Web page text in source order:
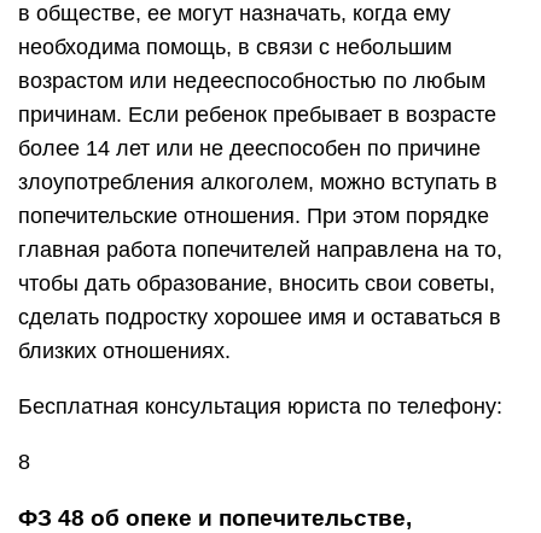
в обществе, ее могут назначать, когда ему
необходима помощь, в связи с небольшим
возрастом или недееспособностью по любым
причинам. Если ребенок пребывает в возрасте
более 14 лет или не дееспособен по причине
злоупотребления алкоголем, можно вступать в
попечительские отношения. При этом порядке
главная работа попечителей направлена на то,
чтобы дать образование, вносить свои советы,
сделать подростку хорошее имя и оставаться в
близких отношениях.
Бесплатная консультация юриста по телефону:
8
ФЗ 48 об опеке и попечительстве,